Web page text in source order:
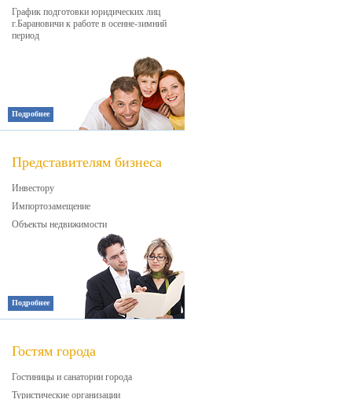
График подготовки юридических лиц
г.Барановичи к работе в осенне-зимний
период
Подробнее
Представителям бизнеса
Инвестору
Импортозамещение
Объекты недвижимости
Подробнее
Гостям города
Гостиницы и санатории города
Туристические организации